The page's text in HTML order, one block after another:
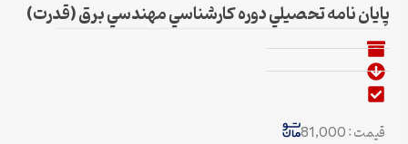
پايان نامه تحصيلي دوره كارشناسي مهندسي برق (قدرت)
قیمت : 81,000